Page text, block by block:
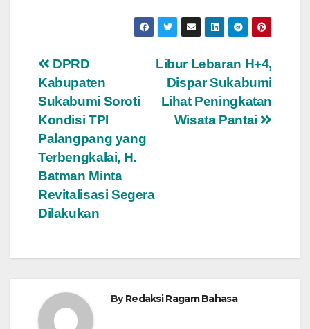
Navigasi
pos
Libur Lebaran H+4,
Dispar Sukabumi
Lihat Peningkatan
Wisata Pantai
DPRD
Kabupaten
Sukabumi Soroti
Kondisi TPI
Palangpang yang
Terbengkalai, H.
Batman Minta
Revitalisasi Segera
Dilakukan
ByRedaksi Ragam Bahasa